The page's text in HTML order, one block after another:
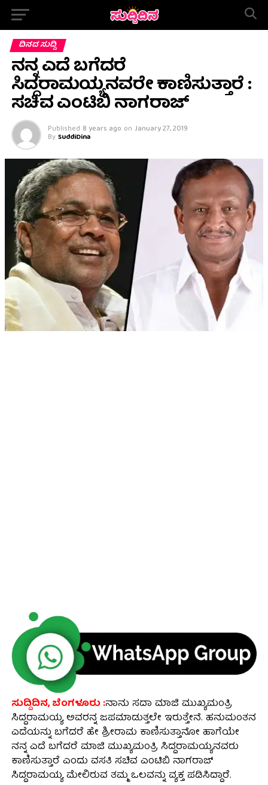
ದಿನದ ಸುದ್ದಿ
ನನ್ನ ಎದೆ ಬಗೆದರೆ
ಸಿದ್ದರಾಮಯ್ಯನವರೇ ಕಾಣಿಸುತ್ತಾರೆ :
ಸಚಿವ ಎಂಟಿಬಿ ನಾಗರಾಜ್
Published 8 years ago on January 27, 2019
By SuddiDina
ಸುದ್ದಿದಿನ, ಬೆಂಗಳೂರು :ನಾನು ಸದಾ ಮಾಜಿ ಮುಖ್ಯಮಂತ್ರಿ
ಸಿದ್ದರಾಮಯ್ಯ ಅವರನ್ನ ಜಪಮಾಡುತ್ತಲೇ ಇರುತ್ತೇನೆ. ಹನುಮಂತನ
ಎದೆಯನ್ನು ಬಗೆದರೆ ಹೇ ಶ್ರೀರಾಮ ಕಾಣಿಸುತ್ತಾನೋ ಹಾಗೆಯೇ
ನನ್ನ ಎದೆ ಬಗೆದರೆ ಮಾಜಿ ಮುಖ್ಯಮಂತ್ರಿ ಸಿದ್ದರಾಮಯ್ಯನವರು
ಕಾಣಿಸುತ್ತಾರೆ ಎಂದು ವಸತಿ‌ ಸಚಿವ ಎಂಟಿಬಿ ನಾಗರಾಜ್
ಸಿದ್ದರಾಮಯ್ಯ ಮೇಲಿರುವ ತಮ್ಮ ಒಲವನ್ನು ವ್ಯಕ್ತ ಪಡಿಸಿದ್ದಾರೆ.